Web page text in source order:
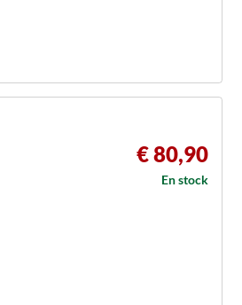
€ 80,90
En stock